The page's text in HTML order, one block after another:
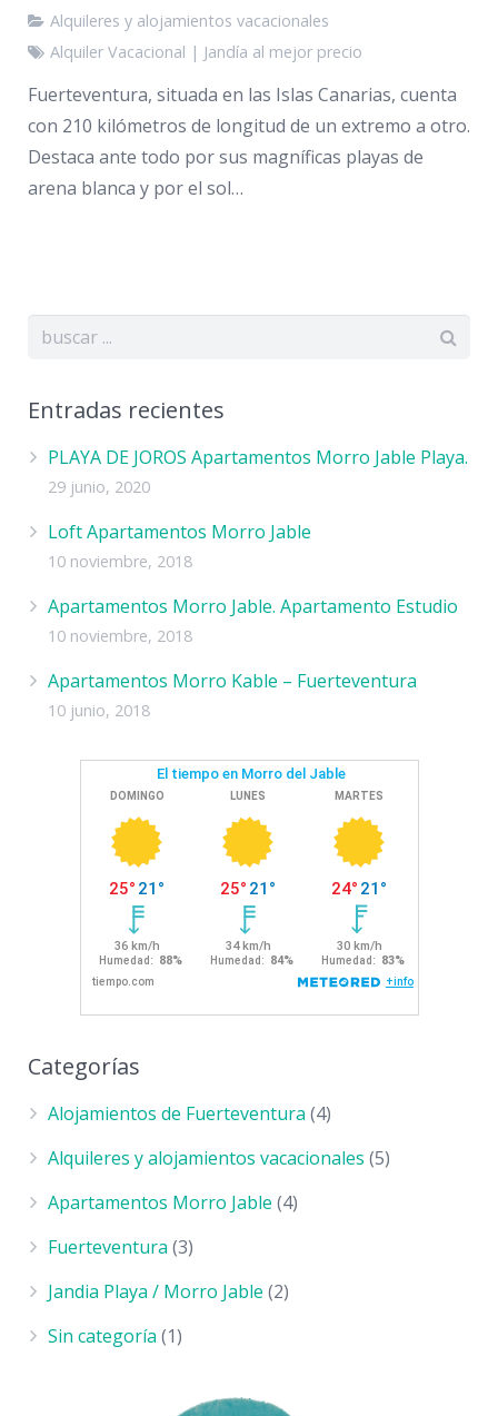
Alquileres y alojamientos vacacionales
Alquiler Vacacional | Jandía al mejor precio‎
Fuerteventura, situada en las Islas Canarias, cuenta
con 210 kilómetros de longitud de un extremo a otro.
Destaca ante todo por sus magníficas playas de
arena blanca y por el sol…
Entradas recientes
PLAYA DE JOROS Apartamentos Morro Jable Playa.
29 junio, 2020
Loft Apartamentos Morro Jable
10 noviembre, 2018
Apartamentos Morro Jable. Apartamento Estudio
10 noviembre, 2018
Apartamentos Morro Kable – Fuerteventura
10 junio, 2018
Categorías
Alojamientos de Fuerteventura (4)
Alquileres y alojamientos vacacionales (5)
Apartamentos Morro Jable (4)
Fuerteventura (3)
Jandia Playa / Morro Jable (2)
Sin categoría (1)